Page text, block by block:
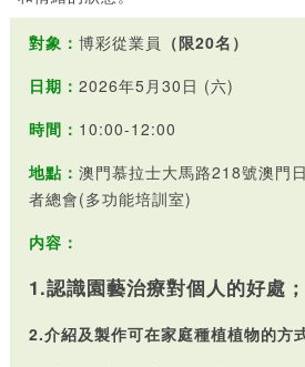
對象： 博彩從業員 （限20名）
日期： 2026年5月30日 (六)
時間： 10:00-12:00
地點： 澳門慕拉士大馬路218號澳門
者總會(多功能培訓室)
内容：
1.認識園藝治療對個人的好處；
2.介紹及製作可在家庭種植植物的方